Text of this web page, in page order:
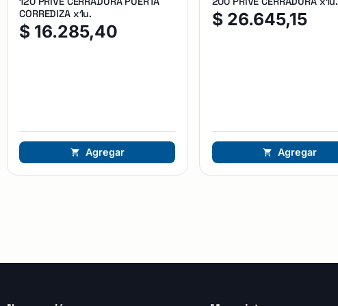
CORREDIZA x1u.
$ 16.285,40
Agregar
$ 26.645,15
Agregar